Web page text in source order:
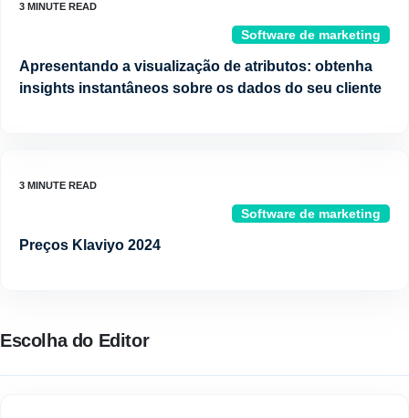
Software de marketing
Apresentando a visualização de atributos: obtenha
insights instantâneos sobre os dados do seu cliente
Software de marketing
Preços Klaviyo 2024
Escolha do Editor